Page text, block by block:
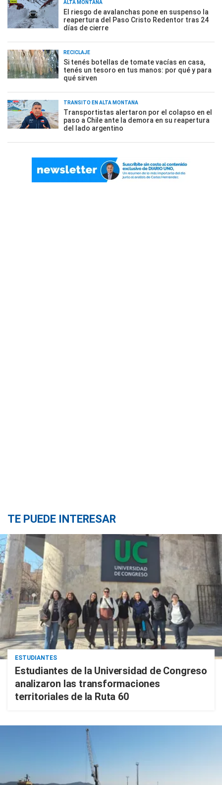
ALTA MONTAÑA
El riesgo de avalanchas pone en suspenso la
reapertura del Paso Cristo Redentor tras 24
días de cierre
RECICLAJE
Si tenés botellas de tomate vacías en casa,
tenés un tesoro en tus manos: por qué y para
qué sirven
TRÁNSITO EN ALTA MONTAÑA
Transportistas alertaron por el colapso en el
paso a Chile ante la demora en su reapertura
del lado argentino
TE PUEDE INTERESAR
ESTUDIANTES
Estudiantes de la Universidad de Congreso
analizaron las transformaciones
territoriales de la Ruta 60